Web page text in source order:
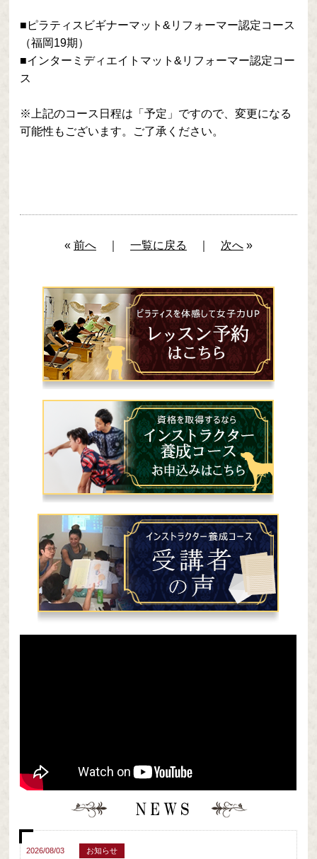
■ピラティスビギナーマット&リフォーマー認定コース
（福岡19期）
■インターミディエイトマット&リフォーマー認定コー
ス
※上記のコース日程は「予定」ですので、変更になる
可能性もございます。ご了承ください。
« 前へ｜ 一覧に戻る 次へ»
2026/08/03 お知らせ